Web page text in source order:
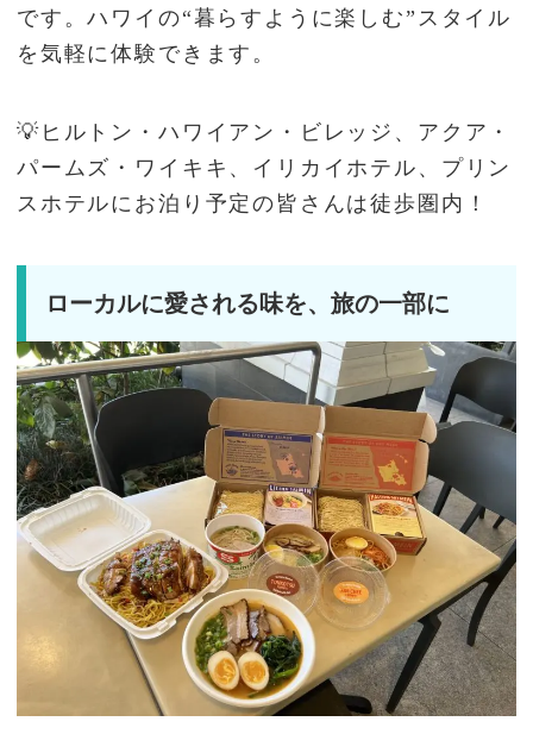
です。ハワイの“暮らすように楽しむ”スタイル
を気軽に体験できます。
💡ヒルトン・ハワイアン・ビレッジ、アクア・
パームズ・ワイキキ、イリカイホテル、プリン
スホテルにお泊り予定の皆さんは徒歩圏内！
ローカルに愛される味を、旅の一部に